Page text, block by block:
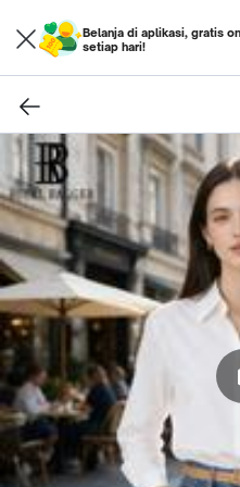
Belanja di aplikasi, gratis
setiap hari!